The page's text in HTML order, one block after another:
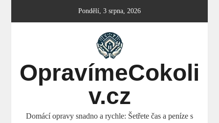
Pondělí, 3 srpna, 2026
OpravímeCokoli
v.cz
Domácí opravy snadno a rychle: Šetřete čas a peníze s